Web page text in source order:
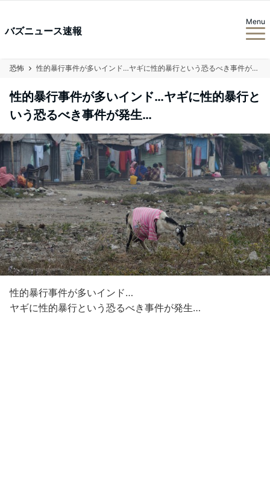
バズニュース速報
Menu
恐怖 性的暴行事件が多いインド…ヤギに性的暴行という恐るべき事件が発生…
性的暴行事件が多いインド…ヤギに性的暴行と
いう恐るべき事件が発生…
性的暴行事件が多いインド…
ヤギに性的暴行という恐るべき事件が発生…